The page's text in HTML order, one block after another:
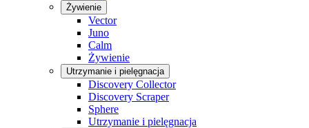
Żywienie
Vector
Juno
Calm
Żywienie
Utrzymanie i pielęgnacja
Discovery Collector
Discovery Scraper
Sphere
Utrzymanie i pielęgnacja